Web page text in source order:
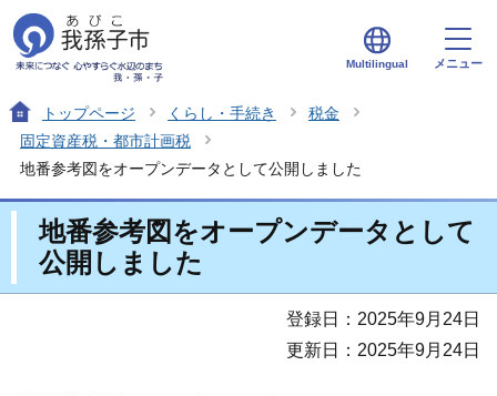
Multilingual メニュー
トップページ くらし・手続き
税金
固定資産税・都市計画税
地番参考図をオープンデータとして公開しました
地番参考図をオープンデータとして
公開しました
登録日：2025年9月24日
更新日：2025年9月24日